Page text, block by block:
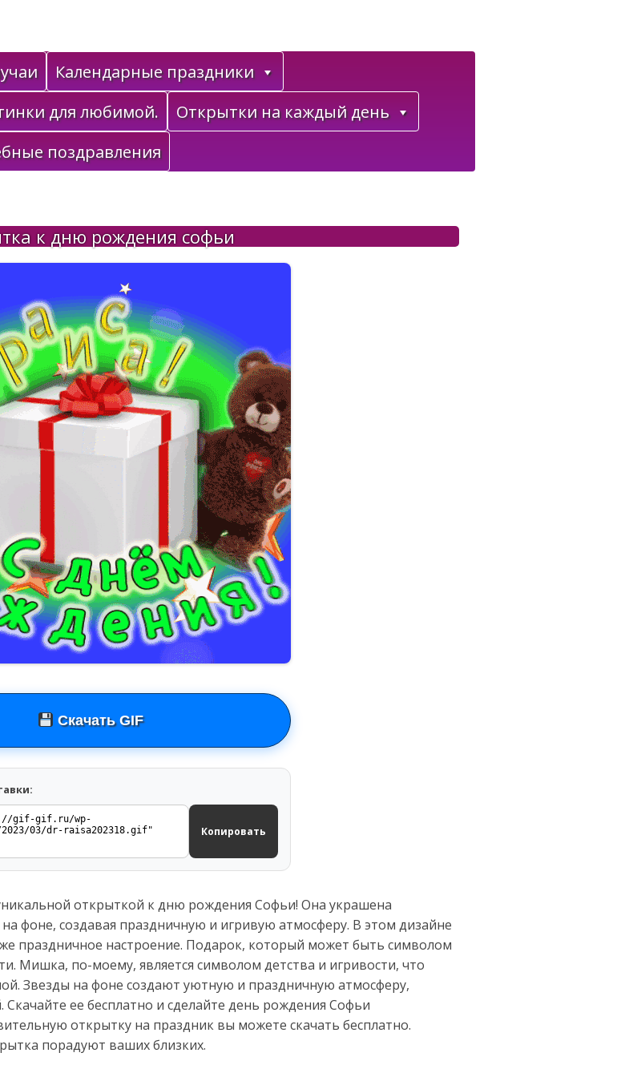
Календарные праздники
для любимой.
Открытки на каждый день
поздравления
к дню рождения софьи
Скачать GIF
Копировать
открыткой к дню рождения Софьи! Она украшена
фоне, создавая праздничную и игривую атмосферу. В этом дизайне
праздничное настроение. Подарок, который может быть символом
Мишка, по-моему, является символом детства и игривости, что
Звезды на фоне создают уютную и праздничную атмосферу,
ее бесплатно и сделайте день рождения Софьи
открытку на праздник вы можете скачать бесплатно.
порадуют ваших близких.